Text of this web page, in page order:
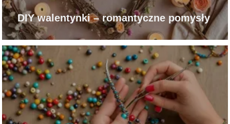
DIY walentynki – romantyczne pomysły